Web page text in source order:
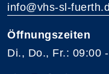
info@vhs-sl-
Öffnungszeiten
Di., Do., Fr.: 09:00